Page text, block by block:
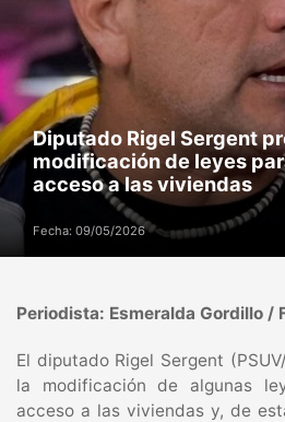
Diputado Rigel Sergent
modificación de leyes
acceso a las viviendas
Fecha: 09/05/2026
Periodista: Esmeralda Gordillo /
El diputado Rigel Sergent
la modificación de algunas
acceso a las viviendas y, de